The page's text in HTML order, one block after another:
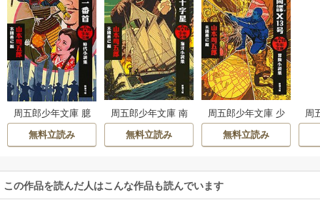
周五郎少年文庫 臆
病一番首―時代小
説集―（新潮文
無料立読み
周五郎少年文庫 南
方十字星―海洋小
説集―（新潮文
無料立読み
周五郎少年文庫 少
年間諜X13号―冒険
小説集―（新潮文
無料立読み
周
この作品を読んだ人はこんな作品も読んでいます